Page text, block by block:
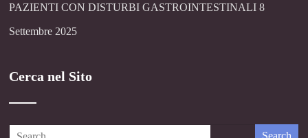
PAZIENTI CON DISTURBI GASTROINTESTINALI 8
Settembre 2025
Cerca nel Sito